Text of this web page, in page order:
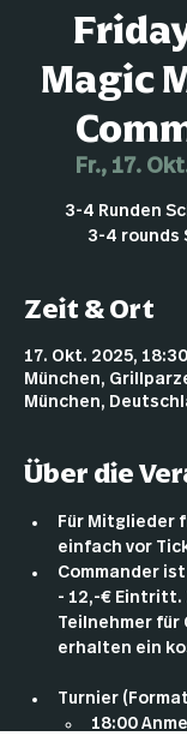
Magic
Fr., 17.
3-4 Runden
3-4 rounds
Zeit & Ort
17. Okt. 2025,
München,
München,
Über die
Für Mitglieder
einfach vor
Commander
- 12,-€ Eintritt.
Teilnehmer für
erhalten ein
Turnier
18:00